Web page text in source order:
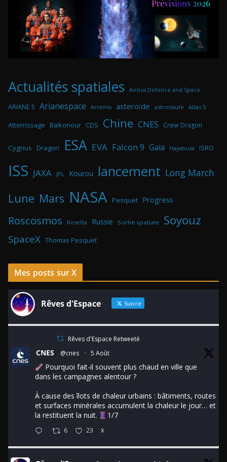
Actualités spatiales Airbus Defence and Space
ARIANE 5 Arianespace Artemis asteroïde astronaute Atlas 5
Atterrissage Baikonour CDS Chine CNES Crew Dragon
Cygnus Dragon ESA EVA Falcon 9 Gaia Hayabusa ISRO
ISS JAXA JPL Kourou lancement Long March
Lune Mars NASA Pesquet Progress
Roscosmos Rosetta Russie Sortie spatiale Soyouz
SpaceX Thomas Pesquet
Mes posts sur X
Rêves d'Espace Suivre
Rêves d'Espace Retweeté
CNES @cnes · 5 Août
Pourquoi fait-il souvent plus chaud en ville que
dans les campagnes alentour ?
À cause des îlots de chaleur urbains : bâtiments, routes
et surfaces minérales accumulent la chaleur le jour… et
la restituent la nuit.
1/7
6 23 X